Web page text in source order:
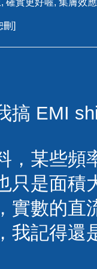
確實更好喔, 集膚效
刪]
搞 EMI
，某些頻
只是面積
實數的直
我記得還